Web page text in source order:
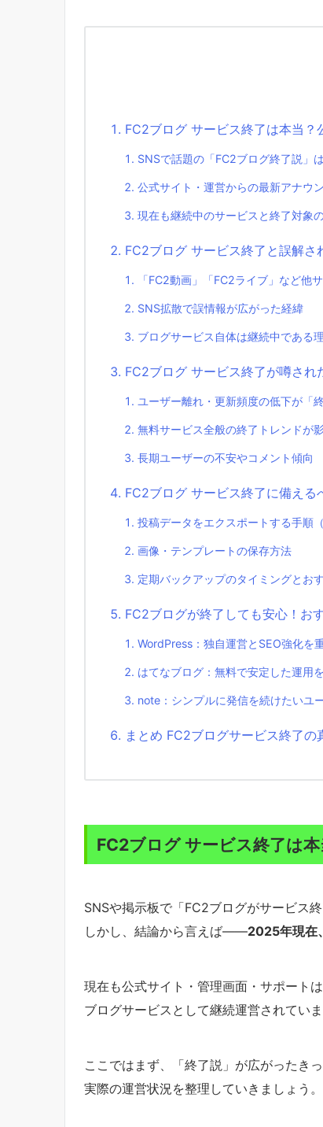
FC2ブログ サービス終了は本当？
SNSで話題の「FC2ブログ終了説」
公式サイト・運営からの最新アナウ
現在も継続中のサービスと終了対象
FC2ブログ サービス終了と誤解
「FC2動画」「FC2ライブ」など他
SNS拡散で誤情報が広がった経緯
ブログサービス自体は継続中である
FC2ブログ サービス終了が噂さ
ユーザー離れ・更新頻度の低下が「
無料サービス全般の終了トレンドが
長期ユーザーの不安やコメント傾向
FC2ブログ サービス終了に備え
投稿データをエクスポートする手順
画像・テンプレートの保存方法
定期バックアップのタイミングとお
FC2ブログが終了しても安心！お
WordPress：独自運営とSEO強化を
はてなブログ：無料で安定した運用
note：シンプルに発信を続けたいユ
まとめ FC2ブログサービス終了の
FC2ブログ サービス終了は
SNSや掲示板で「FC2ブログがサービス
しかし、結論から言えば——2025年現在
現在も公式サイト・管理画面・サポートは
ブログサービスとして継続運営されていま
ここではまず、「終了説」が広がったきっ
実際の運営状況を整理していきましょう。